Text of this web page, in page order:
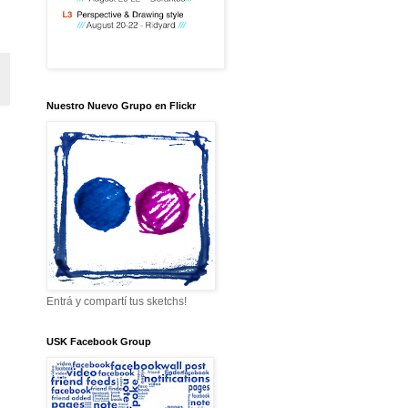
Nuestro Nuevo Grupo en Flickr
Entrá y compartí tus sketchs!
USK Facebook Group